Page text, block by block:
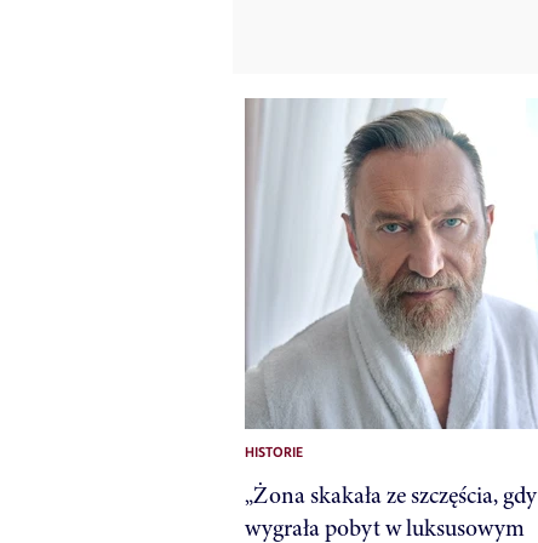
HISTORIE
„Żona skakała ze szczęścia, gdy
wygrała pobyt w luksusowym